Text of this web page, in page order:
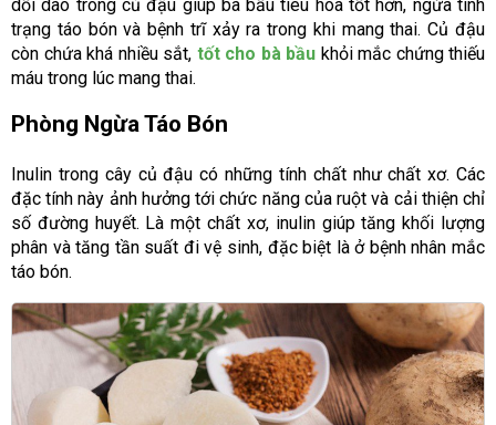
dồi dào trong củ đậu giúp bà bầu tiêu hóa tốt hơn, ngừa tình
trạng táo bón và bệnh trĩ xảy ra trong khi mang thai. Củ đậu
còn chứa khá nhiều sắt, tốt cho bà bầu khỏi mắc chứng thiếu
máu trong lúc mang thai.
Phòng Ngừa Táo Bón
Inulin trong cây củ đậu có những tính chất như chất xơ. Các
đặc tính này ảnh hưởng tới chức năng của ruột và cải thiện chỉ
số đường huyết. Là một chất xơ, inulin giúp tăng khối lượng
phân và tăng tần suất đi vệ sinh, đặc biệt là ở bệnh nhân mắc
táo bón.